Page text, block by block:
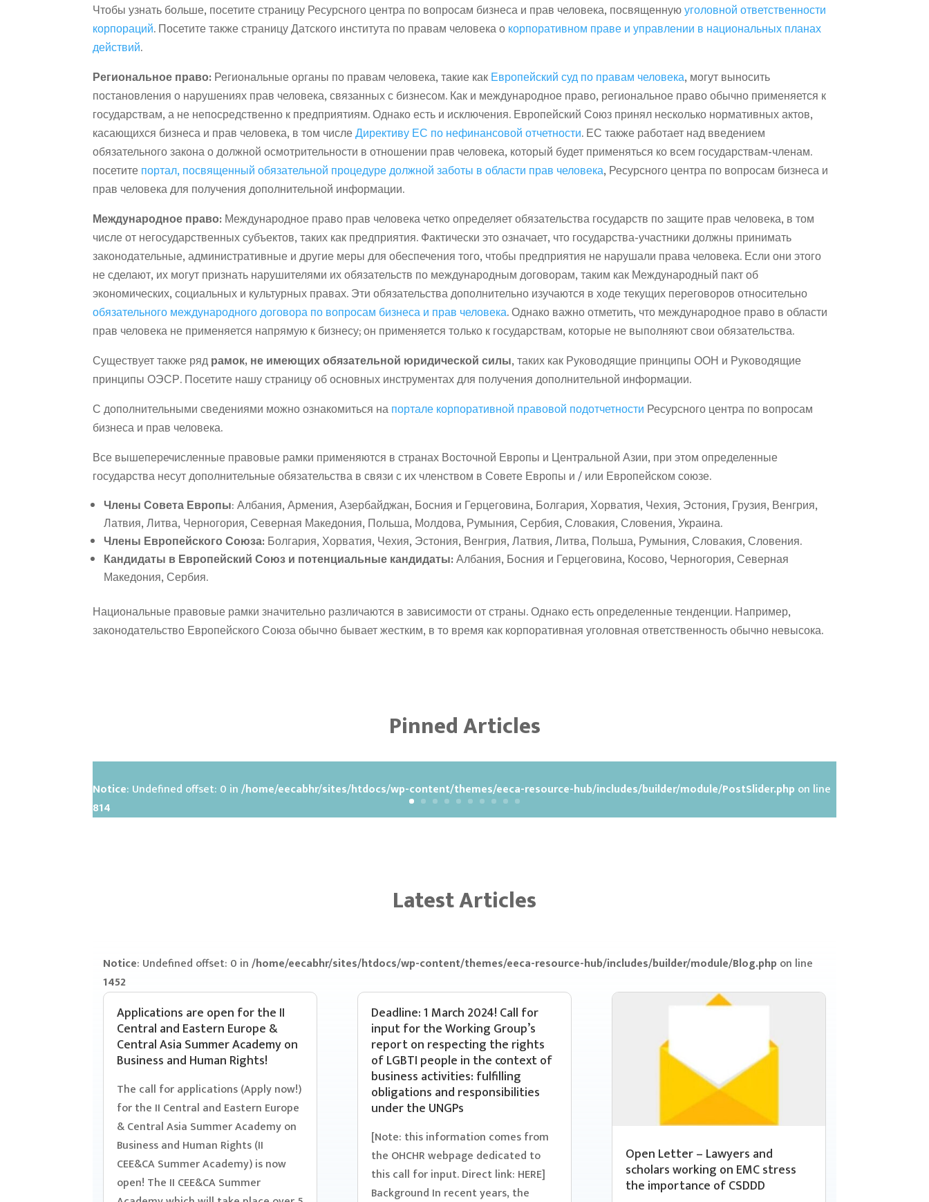
Чтобы узнать больше, посетите страницу Ресурсного центра по вопросам бизнеса и прав человека, посвященнуюуголовной ответственности
корпораций. Посетите также страницу Датского института по правам человека окорпоративном праве и управлении в национальных планах
действий.
Региональное право:Региональные органы по правам человека, такие какЕвропейский суд по правам человека, могут выносить
постановления о нарушениях прав человека, связанных с бизнесом. Как и международное право, региональное право обычно применяется к
государствам, а не непосредственно к предприятиям. Однако есть и исключения. Европейский Союз принял несколько нормативных актов,
касающихся бизнеса и прав человека, в том числеДирективу ЕС по нефинансовой отчетности. ЕС также работает над введением
обязательного закона о должной осмотрительности в отношении прав человека, который будет применяться ко всем государствам-членам.
посетитепортал, посвященный обязательной процедуре должной заботы в области прав человека, Ресурсного центра по вопросам бизнеса и
прав человека для получения дополнительной информации.
Международное право:Международное право прав человека четко определяет обязательства государств по защите прав человека, в том
числе от негосударственных субъектов, таких как предприятия. Фактически это означает, что государства-участники должны принимать
законодательные, административные и другие меры для обеспечения того, чтобы предприятия не нарушали права человека. Если они этого
не сделают, их могут признать нарушителями их обязательств по международным договорам, таким как Международный пакт об
экономических, социальных и культурных правах. Эти обязательства дополнительно изучаются в ходе текущих переговоров относительно
обязательного международного договора по вопросам бизнеса и прав человека. Однако важно отметить, что международное право в области
прав человека не применяется напрямую к бизнесу; он применяется только к государствам, которые не выполняют свои обязательства.
Существует также рядрамок, не имеющих обязательной юридической силы, таких как Руководящие принципы ООН и Руководящие
принципы ОЭСР. Посетите нашу страницу об основных инструментах для получения дополнительной информации.
С дополнительными сведениями можно ознакомиться напортале корпоративной правовой подотчетности Ресурсного центра по вопросам
бизнеса и прав человека.
Все вышеперечисленные правовые рамки применяются в странах Восточной Европы и Центральной Азии, при этом определенные
государства несут дополнительные обязательства в связи с их членством в Совете Европы и / или Европейском союзе.
Члены Совета Европы: Албания, Армения, Азербайджан, Босния и Герцеговина, Болгария, Хорватия, Чехия, Эстония, Грузия, Венгрия,
Латвия, Литва, Черногория, Северная Македония, Польша, Молдова, Румыния, Сербия, Словакия, Словения, Украина.
Члены Европейского Союза:Болгария, Хорватия, Чехия, Эстония, Венгрия, Латвия, Литва, Польша, Румыния, Словакия, Словения.
Кандидаты в Европейский Союз и потенциальные кандидаты:Албания, Босния и Герцеговина, Косово, Черногория, Северная
Македония, Сербия.
Национальные правовые рамки значительно различаются в зависимости от страны. Однако есть определенные тенденции. Например,
законодательство Европейского Союза обычно бывает жестким, в то время как корпоративная уголовная ответственность обычно невысока.
Pinned Articles
Notice: Undefined offset: 0 in/home/eecabhr/sites/htdocs/wp-content/themes/eeca-resource-hub/includes/builder/module/PostSlider.php on line
814
Latest Articles
Notice: Undefined offset: 0 in/home/eecabhr/sites/htdocs/wp-content/themes/eeca-resource-hub/includes/builder/module/Blog.php on line
1452
Applications are open for the II
Central and Eastern Europe &
Central Asia Summer Academy on
Business and Human Rights!
The call for applications (Apply now!)
for the II Central and Eastern Europe
& Central Asia Summer Academy on
Business and Human Rights (II
CEE&CA Summer Academy) is now
open! The II CEE&CA Summer
Deadline: 1 March 2024! Call for
input for the Working Group’s
report on respecting the rights
of LGBTI people in the context of
business activities: fulfilling
obligations and responsibilities
under the UNGPs
[Note: this information comes from
the OHCHR webpage dedicated to
this call for input. Direct link: HERE]
Background In recent years, the
Open Letter – Lawyers and
scholars working on EMC stress
the importance of CSDDD